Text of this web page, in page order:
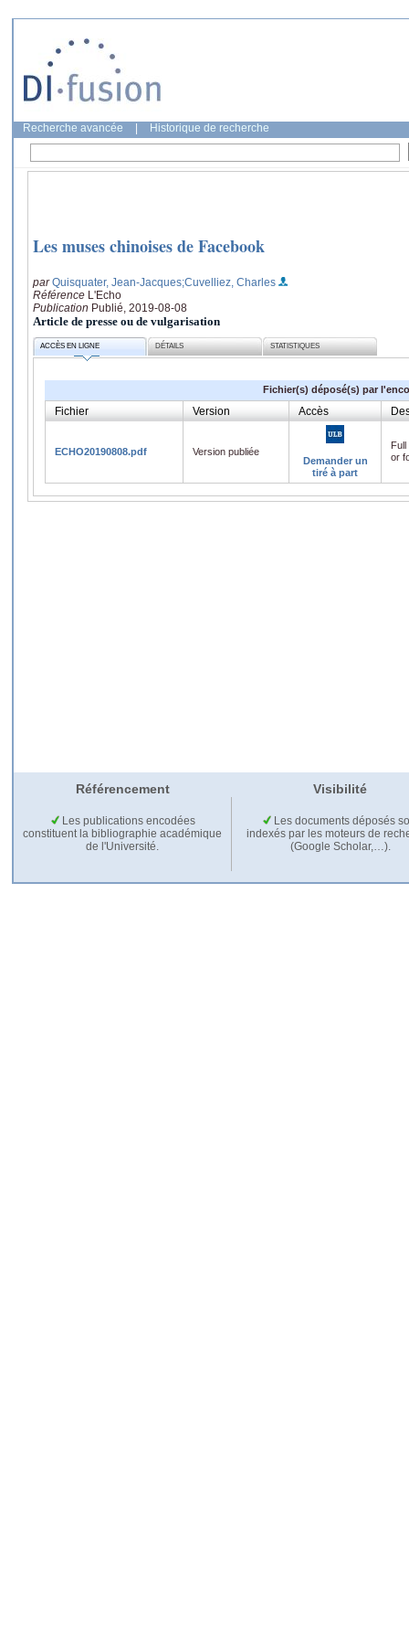
Recherche avancée Historique de recherche
Les muses chinoises de Facebook
parQuisquater, Jean-Jacques;Cuvelliez, Charles
Référence L'Echo
Publication Publié, 2019-08-08
Article de presse ou de vulgarisation
ACCÈS EN LIGNE DÉTAILS STATISTIQUES
Fichier(s) déposé(s) par
Fichier Version Accès
ECHO20190808.pdf
Version publiée
Demander un
tiré à part
or
Référencement Visibilité
Les publications encodées
constituent la bibliographie académique
de l'Université.
Les documents déposés
indexés par les moteurs de
(Google Scholar,…).